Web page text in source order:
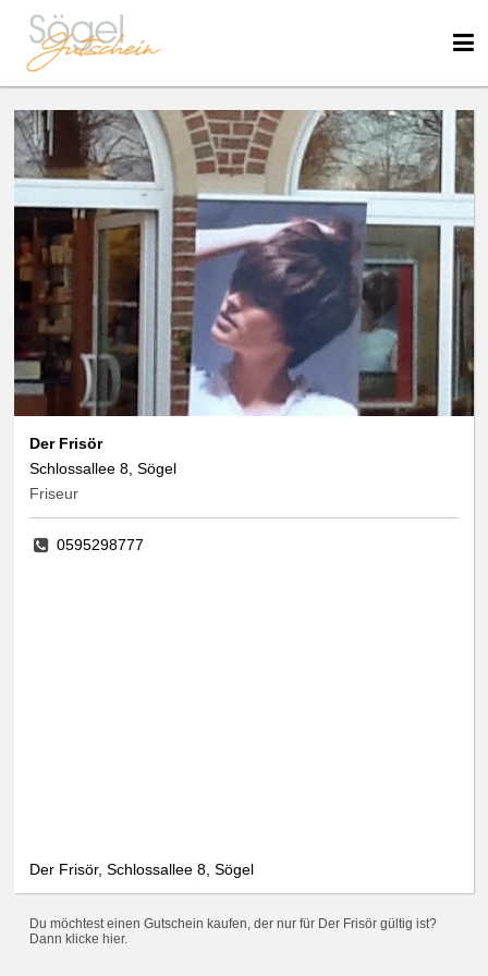
Der Frisör
Schlossallee 8, Sögel
Friseur
0595298777
Der Frisör, Schlossallee 8, Sögel
Du möchtest einen Gutschein kaufen, der nur für Der Frisör gültig ist?
Dann klicke hier.
data protection